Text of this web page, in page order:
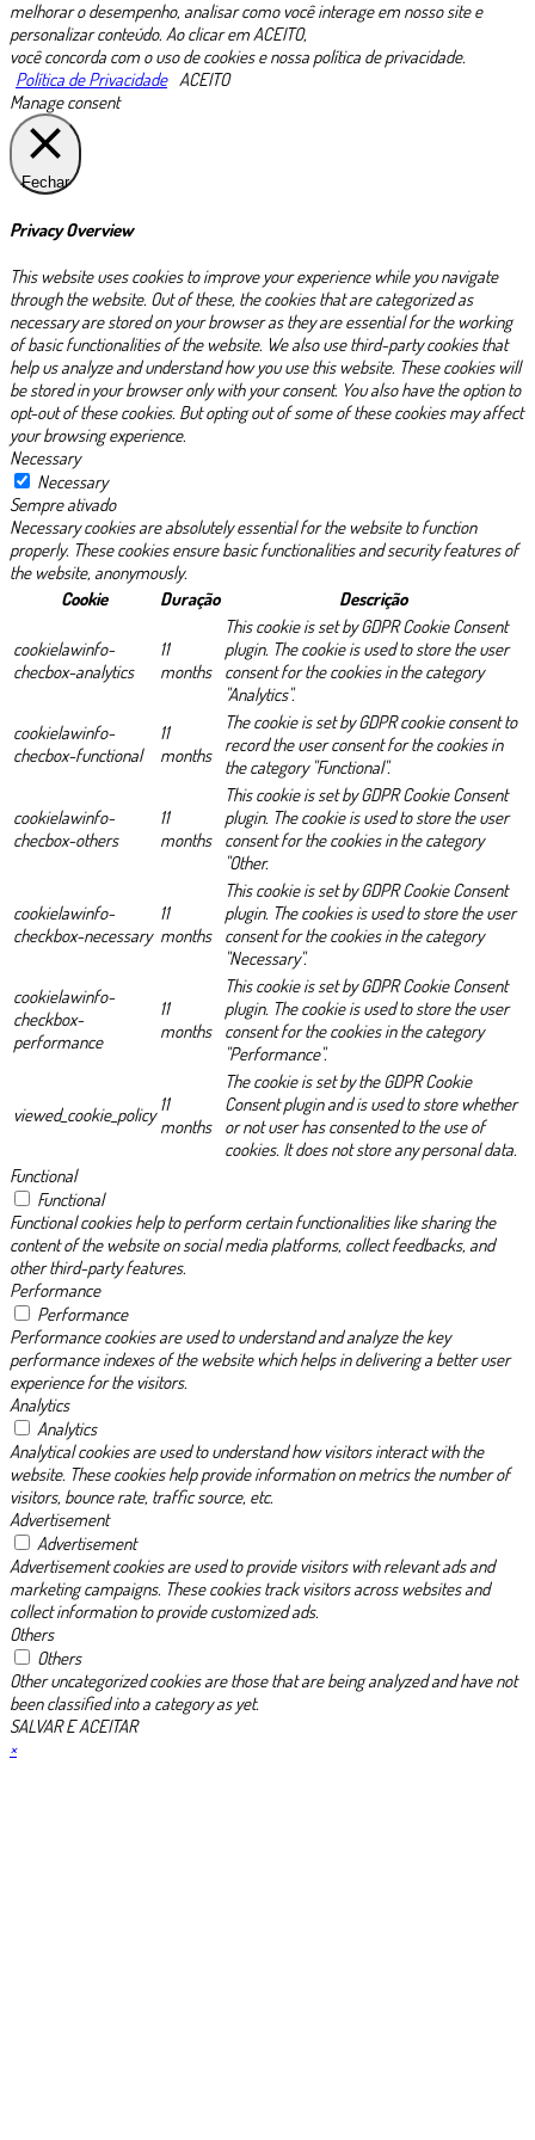
melhorar o desempenho, analisar como você interage em nosso site e
personalizar conteúdo. Ao clicar em ACEITO,
você concorda com o uso de cookies e nossa política de privacidade.
Política de Privacidade ACEITO
Manage consent
Fechar
Privacy Overview
This website uses cookies to improve your experience while you navigate
through the website. Out of these, the cookies that are categorized as
necessary are stored on your browser as they are essential for the working
of basic functionalities of the website. We also use third-party cookies that
help us analyze and understand how you use this website. These cookies will
be stored in your browser only with your consent. You also have the option to
opt-out of these cookies. But opting out of some of these cookies may affect
your browsing experience.
Necessary
Necessary
Sempre ativado
Necessary cookies are absolutely essential for the website to function
properly. These cookies ensure basic functionalities and security features of
the website, anonymously.
Cookie
Duração Descrição
cookielawinfo-
checbox-analytics
11
months
This cookie is set by GDPR Cookie Consent
plugin. The cookie is used to store the user
consent for the cookies in the category
"Analytics".
cookielawinfo-
checbox-functional
11
months
The cookie is set by GDPR cookie consent to
record the user consent for the cookies in
the category "Functional".
cookielawinfo-
checbox-others
11
months
This cookie is set by GDPR Cookie Consent
plugin. The cookie is used to store the user
consent for the cookies in the category
"Other.
cookielawinfo-
checkbox-necessary
11
months
This cookie is set by GDPR Cookie Consent
plugin. The cookies is used to store the user
consent for the cookies in the category
"Necessary".
cookielawinfo-
checkbox-
performance
11
months
This cookie is set by GDPR Cookie Consent
plugin. The cookie is used to store the user
consent for the cookies in the category
"Performance".
viewed_cookie_policy 11
months
The cookie is set by the GDPR Cookie
Consent plugin and is used to store whether
or not user has consented to the use of
cookies. It does not store any personal data.
Functional
Functional
Functional cookies help to perform certain functionalities like sharing the
content of the website on social media platforms, collect feedbacks, and
other third-party features.
Performance
Performance
Performance cookies are used to understand and analyze the key
performance indexes of the website which helps in delivering a better user
experience for the visitors.
Analytics
Analytics
Analytical cookies are used to understand how visitors interact with the
website. These cookies help provide information on metrics the number of
visitors, bounce rate, traffic source, etc.
Advertisement
Advertisement
Advertisement cookies are used to provide visitors with relevant ads and
marketing campaigns. These cookies track visitors across websites and
collect information to provide customized ads.
Others
Others
Other uncategorized cookies are those that are being analyzed and have not
been classified into a category as yet.
SALVAR E ACEITAR
×